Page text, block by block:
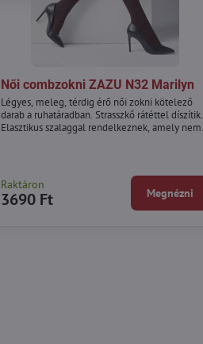
Női combzokni ZAZU N32 Marilyn
Légyes, meleg, térdig érő női zokni kötelező
darab a ruhatáradban. Strasszkő rátéttel díszítik.
Elasztikus szalaggal rendelkeznek, amely nem
Raktáron
3690 Ft Megnézni